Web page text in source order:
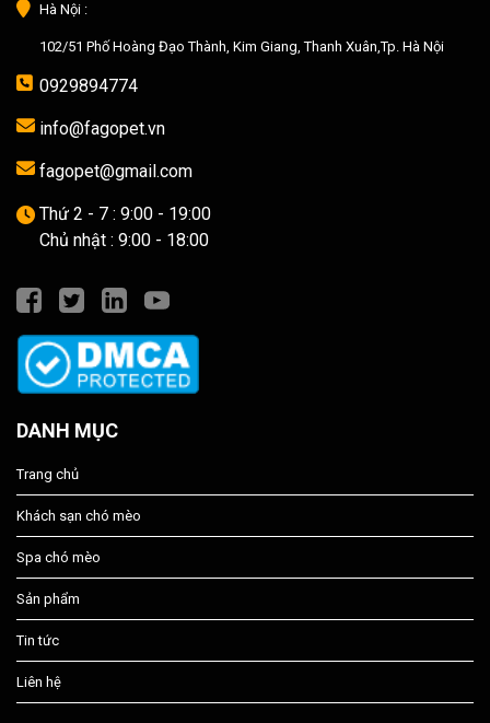
Hà Nội :
102/51 Phố Hoàng Đạo Thành, Kim Giang, Thanh Xuân,Tp. Hà Nội
0929894774
info@fagopet.vn
fagopet@gmail.com
Thứ 2 - 7 : 9:00 - 19:00
Chủ nhật : 9:00 - 18:00
DANH MỤC
Trang chủ
Khách sạn chó mèo
Spa chó mèo
Sản phẩm
Tin tức
Liên hệ